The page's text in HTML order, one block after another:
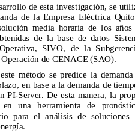
llo de esta investigación, se
de la Empresa Eléctrica
media horaria de los años
de la base de datos
Operativa, SIVO, de la S
ión de CENACE (SAO).
este método se predice la demanda
, en base a la demanda de
PI-Server. De esta manera, la
en una herramienta de
para el análisis de soluciones